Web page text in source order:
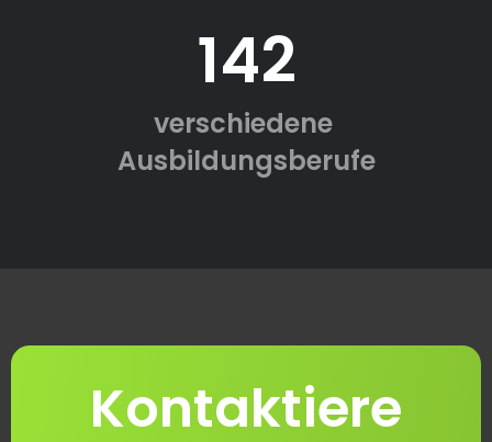
142
verschiedene
Ausbildungsberufe
Kontaktiere